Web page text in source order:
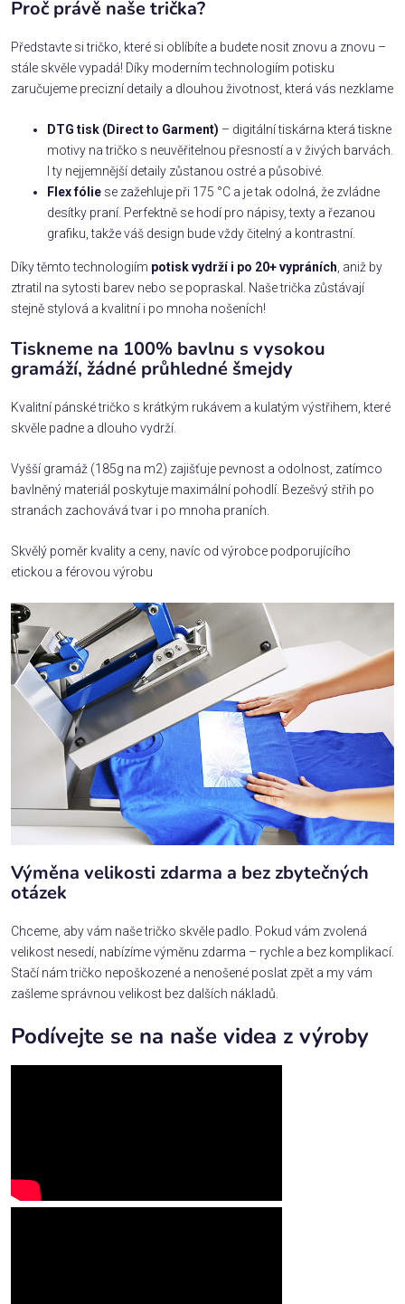
Proč právě naše trička?
Představte si tričko, které si oblíbíte a budete nosit znovu a znovu –
stále skvěle vypadá! Díky moderním technologiím potisku
zaručujeme precizní detaily a dlouhou životnost, která vás nezklame
DTG tisk (Direct to Garment) – digitální tiskárna která tiskne
motivy na tričko s neuvěřitelnou přesností a v živých barvách.
I ty nejjemnější detaily zůstanou ostré a působivé.
Flex fólie se zažehluje při 175 °C a je tak odolná, že zvládne
desítky praní. Perfektně se hodí pro nápisy, texty a řezanou
grafiku, takže váš design bude vždy čitelný a kontrastní.
Díky těmto technologiím potisk vydrží i po 20+ vypráních, aniž by
ztratil na sytosti barev nebo se popraskal. Naše trička zůstávají
stejně stylová a kvalitní i po mnoha nošeních!
Tiskneme na 100% bavlnu s vysokou
gramáží, žádné průhledné šmejdy
Kvalitní pánské tričko s krátkým rukávem a kulatým výstřihem, které
skvěle padne a dlouho vydrží.
Vyšší gramáž (185g na m2) zajišťuje pevnost a odolnost, zatímco
bavlněný materiál poskytuje maximální pohodlí. Bezešvý střih po
stranách zachovává tvar i po mnoha praních.
Skvělý poměr kvality a ceny, navíc od výrobce podporujícího
etickou a férovou výrobu
Výměna velikosti zdarma a bez zbytečných
otázek
Chceme, aby vám naše tričko skvěle padlo. Pokud vám zvolená
velikost nesedí, nabízíme výměnu zdarma – rychle a bez komplikací.
Stačí nám tričko nepoškozené a nenošené poslat zpět a my vám
zašleme správnou velikost bez dalších nákladů.
Podívejte se na naše videa z výroby